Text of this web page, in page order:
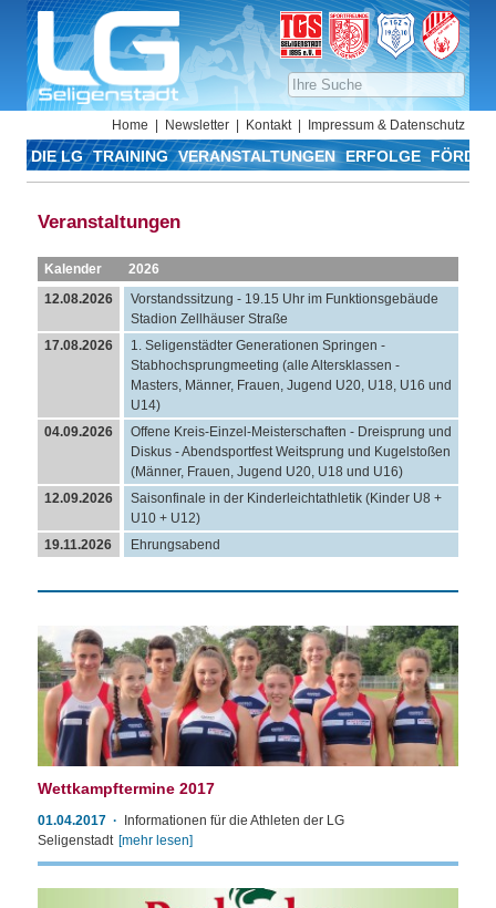
Home Newsletter Kontakt Impressum & Datenschutz
DIE LG TRAINING VERANSTALTUNGEN ERFOLGE
Veranstaltungen
Kalender
2026
12.08.2026
Vorstandssitzung - 19.15 Uhr im Funktionsgebäude
Stadion Zellhäuser Straße
17.08.2026
1. Seligenstädter Generationen Springen -
Stabhochsprungmeeting (alle Altersklassen -
Masters, Männer, Frauen, Jugend U20, U18, U16 und
U14)
04.09.2026
Offene Kreis-Einzel-Meisterschaften - Dreisprung und
Diskus - Abendsportfest Weitsprung und Kugelstoßen
(Männer, Frauen, Jugend U20, U18 und U16)
12.09.2026
Saisonfinale in der Kinderleichtathletik (Kinder U8 +
U10 + U12)
19.11.2026
Ehrungsabend
Wettkampftermine 2017
01.04.2017
Informationen für die Athleten der LG
Seligenstadt [mehr lesen]